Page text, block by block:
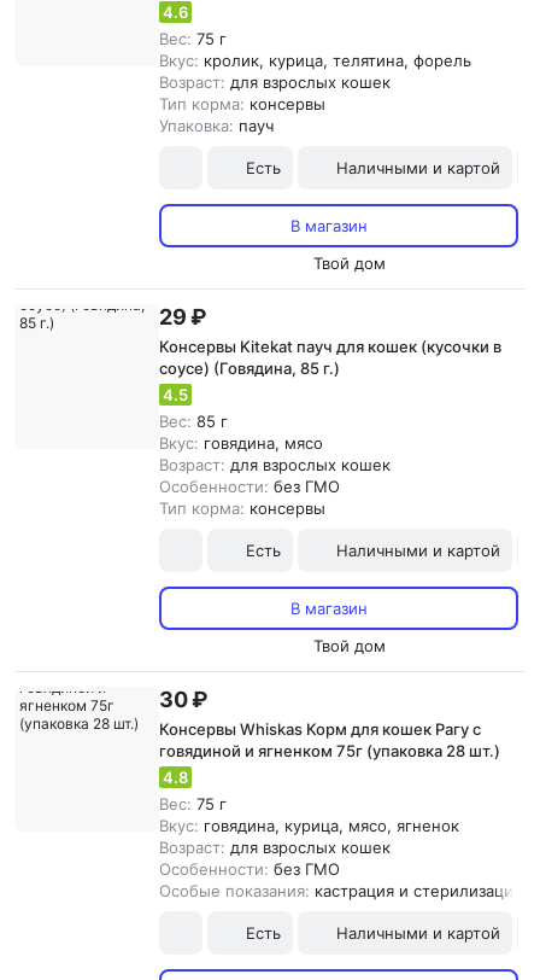
4.6
Вес: 75 г
Вкус: кролик, курица, телятина, форель
Возраст: для взрослых кошек
Тип корма: консервы
Упаковка: пауч
Есть Наличными и картой
В магазин
Твой дом
29 ₽
Консервы Kitekat пауч для кошек (кусочки в
соусе) (Говядина, 85 г.)
4.5
Вес: 85 г
Вкус: говядина, мясо
Возраст: для взрослых кошек
Особенности: без ГМО
Тип корма: консервы
Есть Наличными и картой
В магазин
Твой дом
30 ₽
Консервы Whiskas Корм для кошек Рагу с
говядиной и ягненком 75г (упаковка 28 шт.)
4.8
Вес: 75 г
Вкус: говядина, курица, мясо, ягненок
Возраст: для взрослых кошек
Особенности: без ГМО
Особые показания: кастрация и стерилизация
Есть Наличными и картой